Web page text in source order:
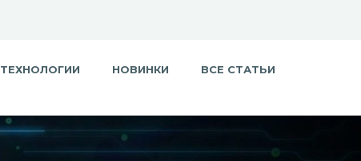
ТЕХНОЛОГИИ НОВИНКИ ВСЕ СТАТЬИ